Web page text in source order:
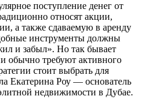
поступление денег от
относят акции,
а также сдаваемую в аренду
инструменты должны
и забыл». Но так бывает
обычно требуют активного
стоит выбрать для
Екатерина Роу — основатель
недвижимости в Дубае.